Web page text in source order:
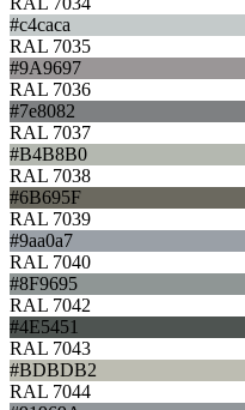
#c4caca
RAL 7035
#9A9697
RAL 7036
#7e8082
RAL 7037
#B4B8B0
RAL 7038
#6B695F
RAL 7039
#9aa0a7
RAL 7040
#8F9695
RAL 7042
#4E5451
RAL 7043
#BDBDB2
RAL 7044